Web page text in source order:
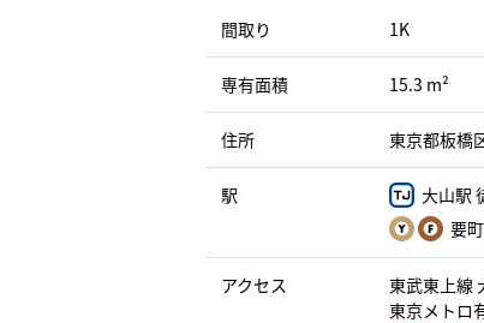
間取り 1K
専有面積 15.3 m²
住所 東京都板橋
駅
大山駅
要
アクセス
東武東上線
東京メトロ